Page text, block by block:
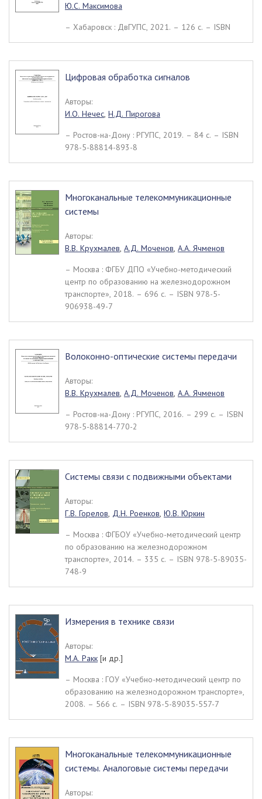
Ю.С. Максимова
– Хабаровск : ДвГУПС, 2021. – 126 c. – ISBN
Цифровая обработка сигналов
Авторы:
И.О. Нечес, Н.Д. Пирогова
– Ростов-на-Дону : РГУПС, 2019. – 84 c. – ISBN
978-5-88814-893-8
Многоканальные телекоммуникационные
системы
Авторы:
В.В. Крухмалев, А.Д. Моченов, А.А. Ячменов
– Москва : ФГБУ ДПО «Учебно-методический
центр по образованию на железнодорожном
транспорте», 2018. – 696 c. – ISBN 978-5-
906938-49-7
Волоконно-оптические системы передачи
Авторы:
В.В. Крухмалев, А.Д. Моченов, А.А. Ячменов
– Ростов-на-Дону : РГУПС, 2016. – 299 c. – ISBN
978-5-88814-770-2
Системы связи с подвижными объектами
Авторы:
Г.В. Горелов, Д.Н. Роенков, Ю.В. Юркин
– Москва : ФГБОУ «Учебно-методический центр
по образованию на железнодорожном
транспорте», 2014. – 335 c. – ISBN 978-5-89035-
748-9
Измерения в технике связи
Авторы:
М.А. Ракк [и др.]
– Москва : ГОУ «Учебно-методический центр по
образованию на железнодорожном транспорте»,
2008. – 566 c. – ISBN 978-5-89035-557-7
Многоканальные телекоммуникационные
системы. Аналоговые системы передачи
Авторы: